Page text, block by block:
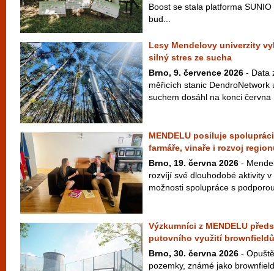
Boost se stala platforma
bud...
Lesy Mendelovy univerzity
silný stres ze sucha
Brno, 9. července 2026 - Data
měřicích stanic DendroNetwork
suchem dosáhl na konci
MENDELU posiluje
farmáře, vinaře i rozvoj
Brno, 19. června 2026 -
rozvíjí své dlouhodobé aktivity
možnosti spolupráce s
Výzkumníci z MENDELU
putovního využití brownfieldů
Brno, 30. června 2026 -
pozemky, známé jako